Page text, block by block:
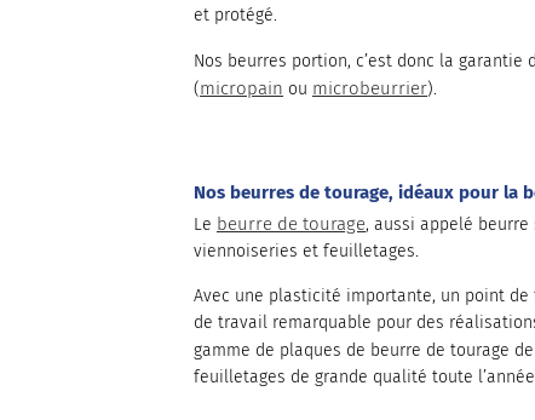
et protégé.
Nos beurres portion, c’est donc la
(micropain ou microbeurrier).
Nos beurres de tourage, idéaux pour la
Le beurre de tourage, aussi appelé
viennoiseries et feuilletages.
Avec une plasticité importante, un point
de travail remarquable pour des
gamme de plaques de beurre de tourage de
feuilletages de grande qualité toute